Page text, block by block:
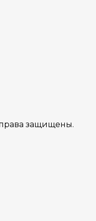
защищены.